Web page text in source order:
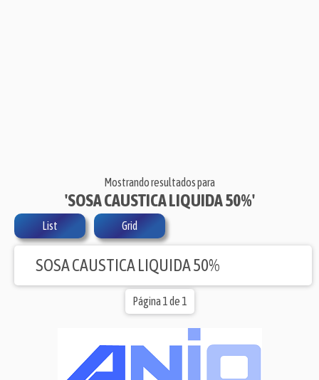
Mostrando resultados para
'SOSA CAUSTICA LIQUIDA 50%'
List Grid
SOSA CAUSTICA LIQUIDA 50%
Página 1 de 1